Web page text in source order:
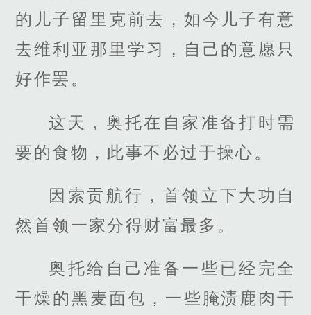
的儿子留里克前去，如今儿子有意
去维利亚那里学习，自己的意愿只
好作罢。
这天，奥托在自家准备打时需
要的食物，此事不必过于操心。
因索贡航行，首领立下大功自
然首领一家分得财富最多。
奥托给自己准备一些已经完全
干燥的黑麦面包，一些腌渍鹿肉干